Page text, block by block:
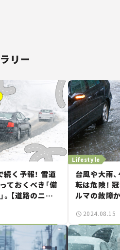
リー
く予報！ 雪道
ておくべき「備
。【道路のニュ
Lifestyle
台風や大雨
転は危険！
ルマの故障
2024.08.15